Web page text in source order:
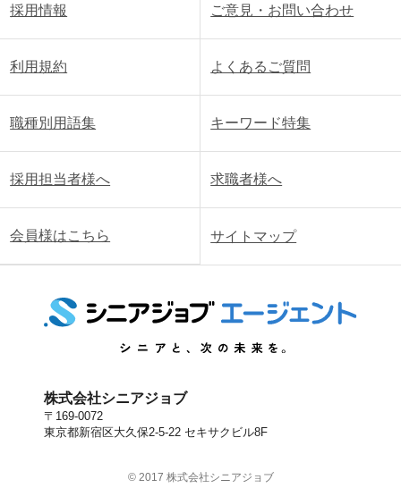
採用情報 ご意見・お問い合わせ
利用規約 よくあるご質問
職種別用語集 キーワード特集
採用担当者様へ 求職者様へ
会員様はこちら サイトマップ
株式会社シニアジョブ
〒169-0072
東京都新宿区大久保2-5-22 セキサクビル8F
© 2017 株式会社シニアジョブ